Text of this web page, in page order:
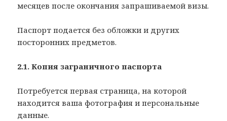
месяцев после окончания запрашиваемой визы.
Паспорт подается без обложки и других
посторонних предметов.
2.1. Копия заграничного паспорта
Потребуется первая страница, на которой
находится ваша фотография и персональные
данные.